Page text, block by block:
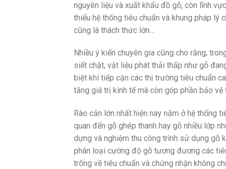
nguyên liệu và xuất khẩu đồ gỗ, còn lĩnh
thiếu hệ thống tiêu chuẩn và khung pháp
cũng là thách thức lớn…
Nhiều ý kiến chuyên gia cũng cho rằng,
siết chặt, vật liệu phát thải thấp như gỗ
biệt khi tiếp cận các thị trường tiêu chuẩn
tăng giá trị kinh tế mà còn góp phần bảo
Rào cản lớn nhất hiện nay nằm ở hệ thống
quan đến gỗ ghép thanh hay gỗ nhiều lớp
dựng và nghiệm thu công trình sử dụng gỗ
phân loại cường độ gỗ tương đương các
trống về tiêu chuẩn và chứng nhận không